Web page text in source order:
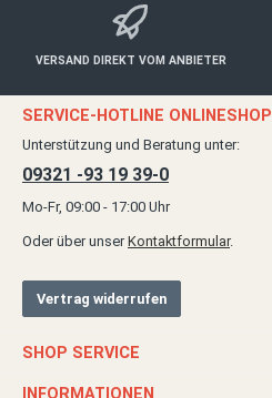
VERSAND DIREKT VOM ANBIETER
SERVICE-HOTLINE ONLINESHOP
Unterstützung und Beratung unter:
09321 -93 19 39-0
Mo-Fr, 09:00 - 17:00 Uhr
Oder über unser Kontaktformular.
Vertrag widerrufen
SHOP SERVICE
INFORMATIONEN